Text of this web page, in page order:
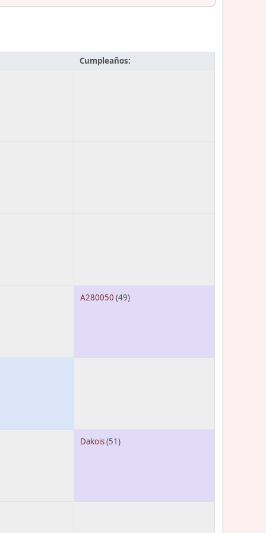
Cumpleaños:
A280050 (49)
Dakois(51)